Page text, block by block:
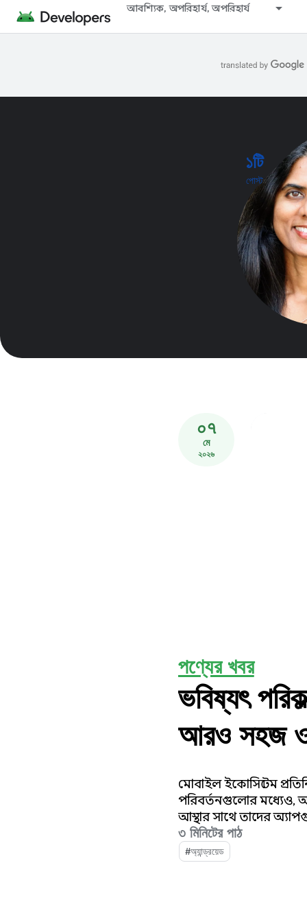
আবশ্যিক, অপরিহার্য, অপরিহার্য
১টি
পোস্ট
০৭
মে
২০২৬
পণ্যের খবর
ভবিষ্যৎ
আরও সহজ
মোবাইল ইকোসিস্টেম
পরিবর্তনগুলোর মধ্যেও,
আস্থার সাথে তাদের
পারে।
৩ মিনিটের পাঠ
#অ্যান্ড্রয়েড